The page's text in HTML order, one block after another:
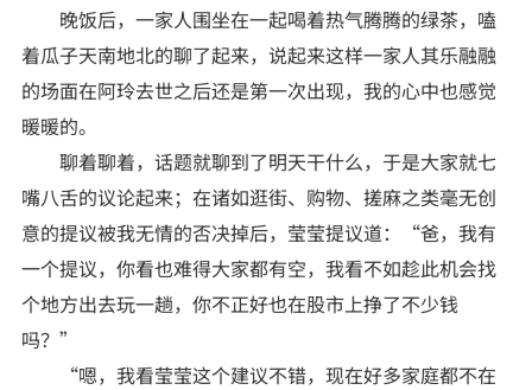
晚饭后，一家人围坐在一起喝着热气腾腾的绿茶，嗑
着瓜子天南地北的聊了起来，说起来这样一家人其乐融融
的场面在阿玲去世之后还是第一次出现，我的心中也感觉
暖暖的。
聊着聊着，话题就聊到了明天干什么，于是大家就七
嘴八舌的议论起来；在诸如逛街、购物、搓麻之类毫无创
意的提议被我无情的否决掉后，莹莹提议道：“爸，我有
一个提议，你看也难得大家都有空，我看不如趁此机会找
个地方出去玩一趟，你不正好也在股市上挣了不少钱
吗？”
“嗯，我看莹莹这个建议不错，现在好多家庭都不在